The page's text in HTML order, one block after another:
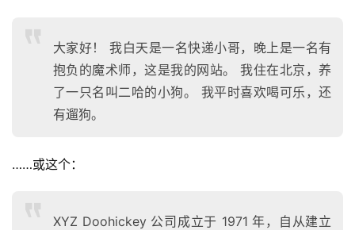
大家好！ 我白天是一名快递小哥，晚上是一名有
抱负的魔术师，这是我的网站。 我住在北京，养
了一只名叫二哈的小狗。 我平时喜欢喝可乐，还
有遛狗。
……或这个：
XYZ Doohickey 公司成立于 1971 年，自从建立